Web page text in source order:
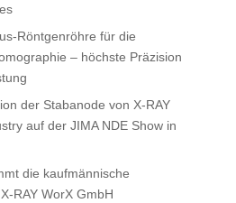
Röntgenröhre für die
– höchste Präzision
der Stabanode von X-RAY
auf der JIMA NDE Show in
die kaufmännische
RAY WorX GmbH